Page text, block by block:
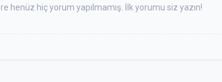
henüz hiç yorum yapılmamış. İlk yorumu siz yazın!